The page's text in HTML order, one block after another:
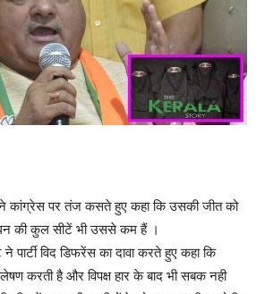
कांग्रेस पर तंज कसते हुए कहा कि उसकी जीत को
की कुल सीटें भी उससे कम हैं ।
पार्टी विद डिफरेंस का दावा करते हुए कहा कि
करती है और विपक्ष हार के बाद भी सबक नही